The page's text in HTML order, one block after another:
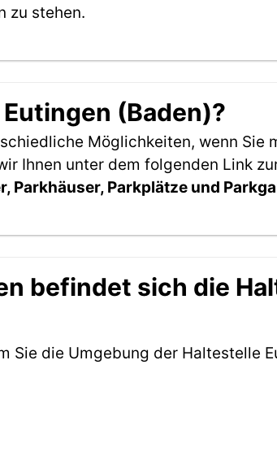
zu stehen.
(Baden)?
Möglichkeiten, wenn Sie
Ihnen unter dem folgenden Link
Parkhäuser, Parkplätze und
befindet sich die
die Umgebung der Haltestelle